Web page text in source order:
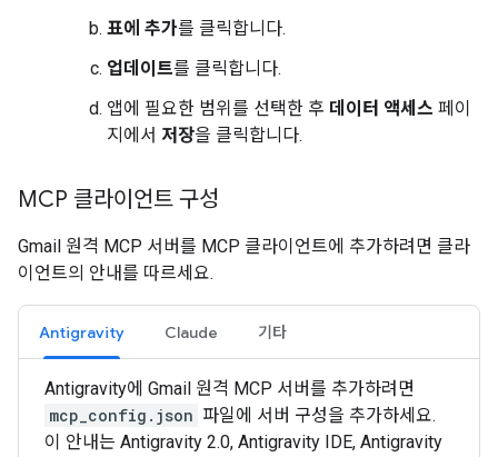
표에 추가를 클릭합니다.
업데이트를 클릭합니다.
앱에 필요한 범위를 선택한 후 데이터 액세스 페이
지에서 저장을 클릭합니다.
MCP 클라이언트 구성
Gmail 원격 MCP 서버를 MCP 클라이언트에 추가하려면 클라
이언트의 안내를 따르세요.
Antigravity Claude 기타
Antigravity에 Gmail 원격 MCP 서버를 추가하려면
mcp_config.json 파일에 서버 구성을 추가하세요.
이 안내는 Antigravity 2.0, Antigravity IDE, Antigravity